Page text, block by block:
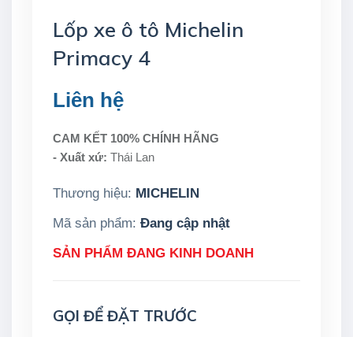
Lốp xe ô tô Michelin
Primacy 4
Liên hệ
CAM KẾT 100% CHÍNH HÃNG
- Xuất xứ: Thái Lan
Thương hiệu: MICHELIN
Mã sản phẩm: Đang cập nhật
SẢN PHẨM ĐANG KINH DOANH
GỌI ĐỂ ĐẶT TRƯỚC